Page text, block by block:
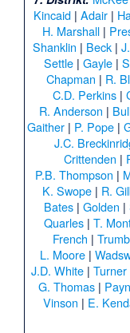
Kincaid | Adair |
H. Marshall |
Shanklin | Beck|
Settle | Gayle |
Chapman | R.
C.D. Perkins|
R. Anderson |
Gaither | P. Pope |
J.C.
Crittenden |
P.B. Thompson |
K. Swope | R.
Bates| Golden |
Quarles | T.
French |
L. Moore|
J.D. White | Turner
G. Thomas|
Vinson | E.